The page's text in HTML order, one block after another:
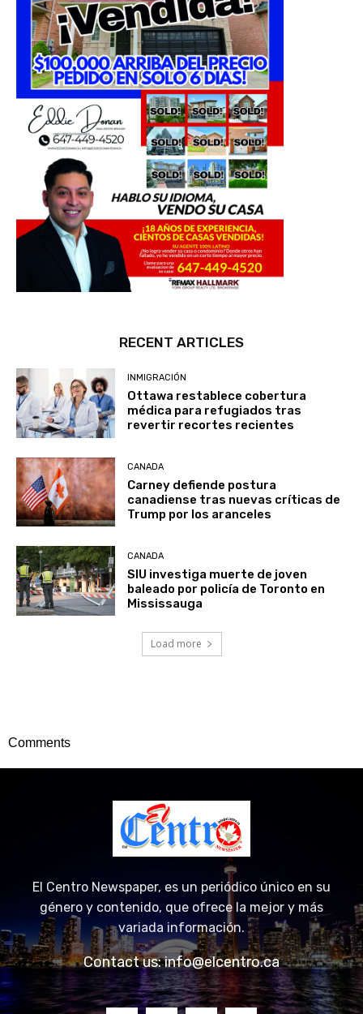
RECENT ARTICLES
INMIGRACIÓN
Ottawa restablece cobertura
médica para refugiados tras
revertir recortes recientes
CANADA
Carney defiende postura
canadiense tras nuevas críticas de
Trump por los aranceles
CANADA
SIU investiga muerte de joven
baleado por policía de Toronto en
Mississauga
Load more
Comments
El Centro Newspaper, es un periódico único en su
género y contenido, que ofrece la mejor y más
variada información.
Contact us:info@elcentro.ca